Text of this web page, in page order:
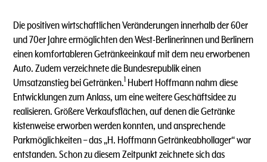
Die positiven wirtschaftlichen Veränderungen innerhalb der 60er
und 70er Jahre ermöglichten den West-Berlinerinnen und Berlinern
einen komfortableren Getränkeeinkauf mit dem neu erworbenen
Auto. Zudem verzeichnete die Bundesrepublik einen
Umsatzanstieg bei Getränken.1 Hubert Hoffmann nahm diese
Entwicklungen zum Anlass, um eine weitere Geschäftsidee zu
realisieren. Größere Verkaufsflächen, auf denen die Getränke
kistenweise erworben werden konnten, und ansprechende
Parkmöglichkeiten – das „H. Hoffmann Getränkeabhollager“ war
entstanden. Schon zu diesem Zeitpunkt zeichnete sich das